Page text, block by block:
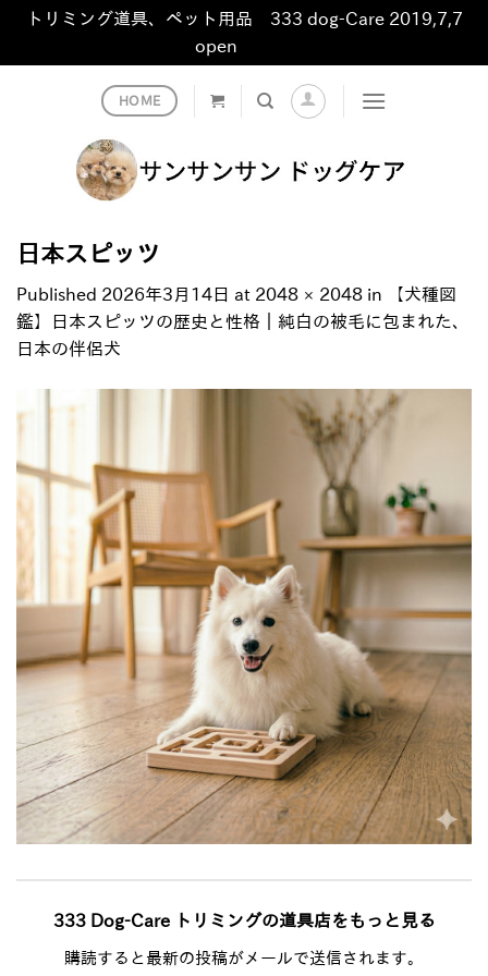
トリミング道具、ペット用品 333 dog-Care 2019,7,7
open
HOME
日本スピッツ
Published 2026年3月14日 at 2048 × 2048 in
【犬種図
鑑】日本スピッツの歴史と性格｜純白の被毛に包まれた、
日本の伴侶犬
333 Dog-Care トリミングの道具店をもっと見る
購読すると最新の投稿がメールで送信されます。